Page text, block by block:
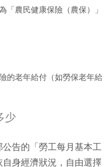
「農民健康保險（農保）」
的老年給付（如勞保老年給
少
告的「勞工每月基本工
身經濟狀況，自由選擇